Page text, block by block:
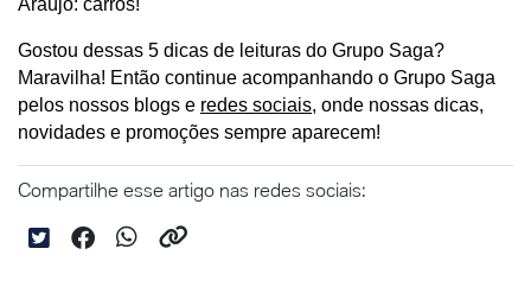
Araújo: carros!
Gostou dessas 5 dicas de leituras do Grupo Saga?
Maravilha! Então continue acompanhando o Grupo Saga
pelos nossos blogs e redes sociais, onde nossas dicas,
novidades e promoções sempre aparecem!
Compartilhe esse artigo nas redes sociais: